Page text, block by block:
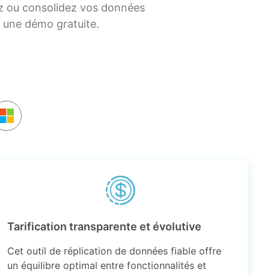
consolidez vos données
démo gratuite.
Tarification transparente et évolutive
Cet outil de réplication de données fiable offre
un équilibre optimal entre fonctionnalités et